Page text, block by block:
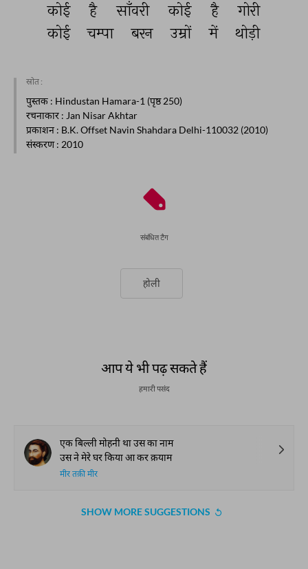
कोई है साँवरी कोई है
गोरी
कोई
चम्पा बरन उम्रों में थोड़ी
स्रोत :
पुस्तक : Hindustan Hamara-1 (पृष्ठ 250)
रचनाकार : Jan Nisar Akhtar
प्रकाशन : B.K. Offset Navin Shahdara Delhi-110032 (2010)
संस्करण: 2010
संबंधित टैग
होली
आप ये भी पढ़ सकते हैं
हमारी पसंद
एक बिल्ली मोहनी था उस का नाम
उस ने मेरे घर किया आ कर क़याम
मीर तक़ी मीर
SHOW MORE SUGGESTIONS